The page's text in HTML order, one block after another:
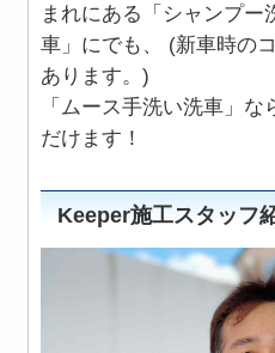
まれにある「シャンプ
車」にでも、 (新車時の
あります。)
「ムース手洗い洗車」
だけます！
Keeper施工スタッフ